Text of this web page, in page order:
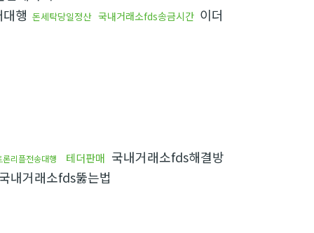
행 돈세탁당일정산 국내거래소fds송금시간 이더
론리플전송대행 테더판매 국내거래소fds해결방
내거래소fds뚫는법